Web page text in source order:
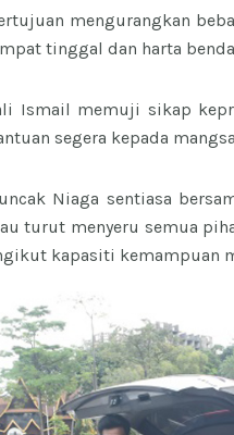
mengurangkan
tinggal dan harta
Ismail memuji sikap
segera kepada
Niaga sentiasa
turut menyeru semua
kapasiti kemampuan